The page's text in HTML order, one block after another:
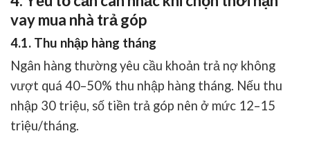
vay mua nhà trả góp
4.1. Thu nhập hàng tháng
Ngân hàng thường yêu cầu khoản trả nợ không
vượt quá 40–50% thu nhập hàng tháng. Nếu thu
nhập 30 triệu, số tiền trả góp nên ở mức 12–15
triệu/tháng.